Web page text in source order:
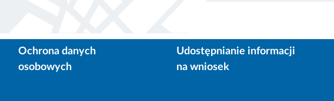
Ochrona danych
osobowych
Udostępnianie informacji
na wniosek